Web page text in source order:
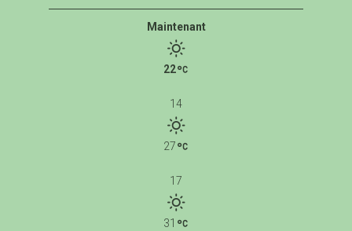
Maintenant
22
14
27
17
31